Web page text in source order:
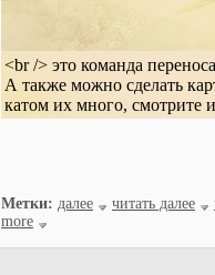
<br /> это команда
А также можно сделать
катом их много, смотрите
Метки: далее читать далее
more